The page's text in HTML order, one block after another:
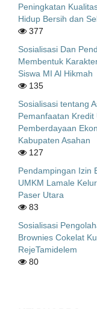
Peningkatan
Hidup Bersih dan
377
Sosialisasi Dan
Membentuk
Siswa MI Al Hikmah
135
Sosialisasi tentang
Pemanfaatan
Pemberdayaan
Kabupaten Asahan
127
Pendampingan Izin
UMKM Lamale
Paser Utara
83
Sosialisasi
Brownies Cokelat
RejeTamidelem
80